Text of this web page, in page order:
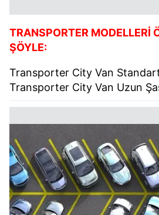
TRANSPORTER MODELLERİ
ŞÖYLE:
Transporter City Van
Transporter City Van Uzun